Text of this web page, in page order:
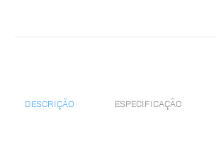
DESCRIÇÃO ESPECIFICAÇÃO